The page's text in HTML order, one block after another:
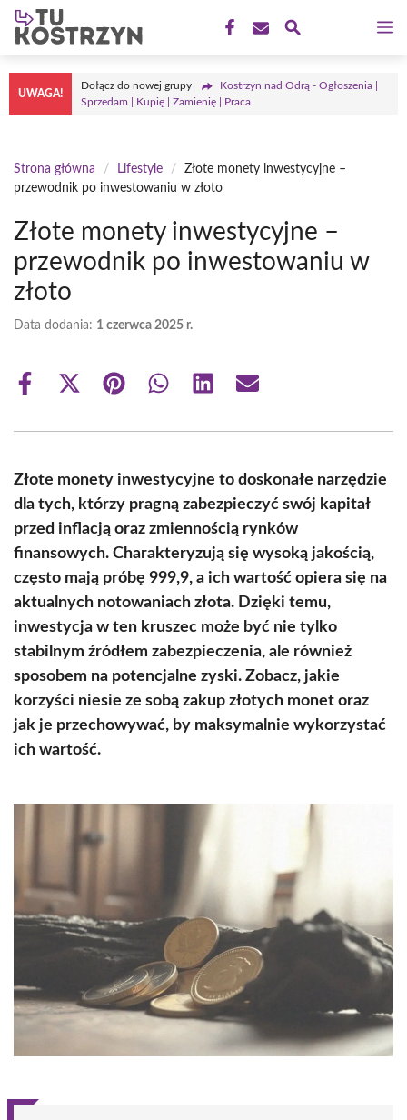
Przejdź
treści
UWAGA!
Dołącz do nowej grupy
Kostrzyn nad Odrą - Ogłoszenia |
Sprzedam | Kupię | Zamienię | Praca
Strona główna / Lifestyle /
Złote monety inwestycyjne –
przewodnik po inwestowaniu w złoto
Złote monety inwestycyjne –
przewodnik po inwestowaniu w
złoto
Data dodania: 1 czerwca 2025 r.
Share
Share
(Twitter)
Share Share Share Share
Złote monety inwestycyjne to doskonałe narzędzie
dla tych, którzy pragną zabezpieczyć swój kapitał
przed inflacją oraz zmiennością rynków
finansowych. Charakteryzują się wysoką jakością,
często mają próbę 999,9, a ich wartość opiera się na
aktualnych notowaniach złota. Dzięki temu,
inwestycja w ten kruszec może być nie tylko
stabilnym źródłem zabezpieczenia, ale również
sposobem na potencjalne zyski. Zobacz, jakie
korzyści niesie ze sobą zakup złotych monet oraz
jak je przechowywać, by maksymalnie wykorzystać
ich wartość.